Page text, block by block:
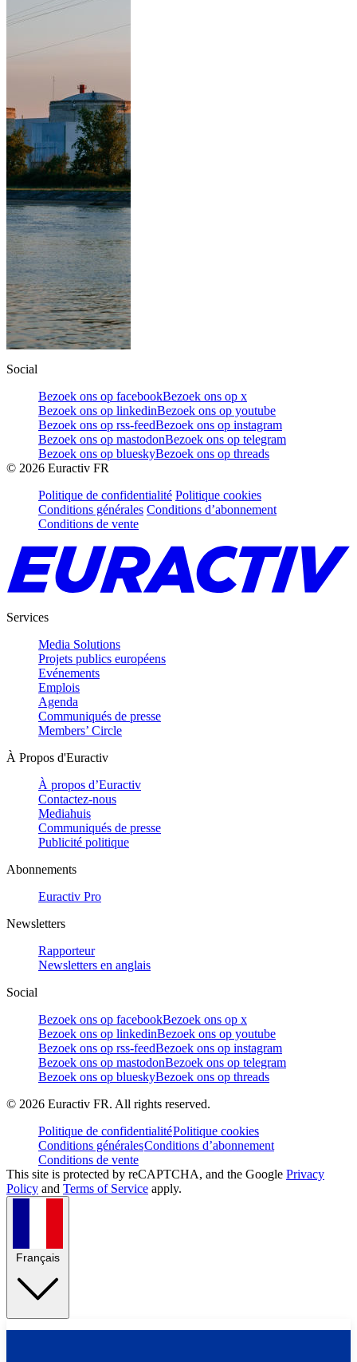
Social
Bezoek ons op facebookBezoek ons op x
Bezoek ons op linkedinBezoek ons op youtube
Bezoek ons op rss-feedBezoek ons op instagram
Bezoek ons op mastodonBezoek ons op telegram
Bezoek ons op blueskyBezoek ons op threads
© 2026 Euractiv FR
Politique de confidentialité Politique cookies
Conditions générales Conditions d’abonnement
Conditions de vente
Services
Media Solutions
Projets publics européens
Evénements
Emplois
Agenda
Communiqués de presse
Members’ Circle
À Propos d'Euractiv
À propos d’Euractiv
Contactez-nous
Mediahuis
Communiqués de presse
Publicité politique
Abonnements
Euractiv Pro
Newsletters
Rapporteur
Newsletters en anglais
Social
Bezoek ons op facebookBezoek ons op x
Bezoek ons op linkedinBezoek ons op youtube
Bezoek ons op rss-feedBezoek ons op instagram
Bezoek ons op mastodonBezoek ons op telegram
Bezoek ons op blueskyBezoek ons op threads
© 2026 Euractiv FR. All rights reserved.
Politique de confidentialitéPolitique cookies
Conditions généralesConditions d’abonnement
Conditions de vente
This site is protected by reCAPTCHA, and the Google Privacy
Policy and Terms of Service apply.
Français